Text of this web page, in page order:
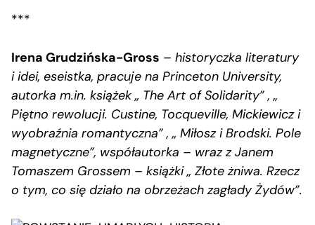
***
Irena Grudzińska-Gross – historyczka literatury
i idei, eseistka, pracuje na Princeton University,
autorka m.in. książek „ The Art of Solidarity” , „
Piętno rewolucji. Custine, Tocqueville, Mickiewicz i
wyobraźnia romantyczna” , „ Miłosz i Brodski. Pole
magnetyczne”, współautorka – wraz z Janem
Tomaszem Grossem – książki „ Złote żniwa. Rzecz
o tym, co się działo na obrzeżach zagłady Żydów”.